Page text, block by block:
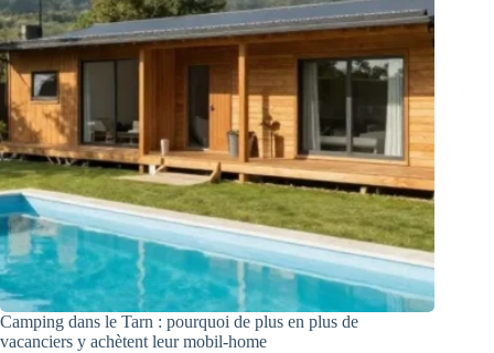
Camping dans le Tarn : pourquoi de plus en plus de
vacanciers y achètent leur mobil-home